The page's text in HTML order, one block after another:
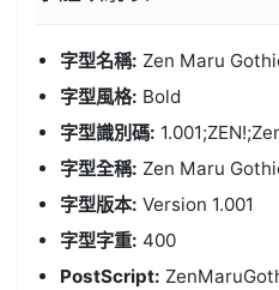
字型名稱: Zen Maru
字型風格: Bold
字型識別碼:
字型全稱: Zen Maru
字型版本: Version 1.001
字型字重: 400
PostScript: